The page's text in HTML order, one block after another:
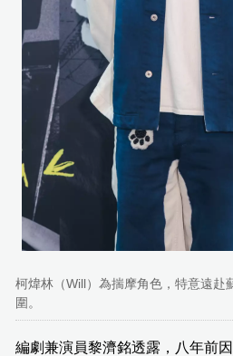
柯煒林（Will）為揣摩角色，特意遠赴
圍。
編劇兼演員黎濟銘透露，八年前